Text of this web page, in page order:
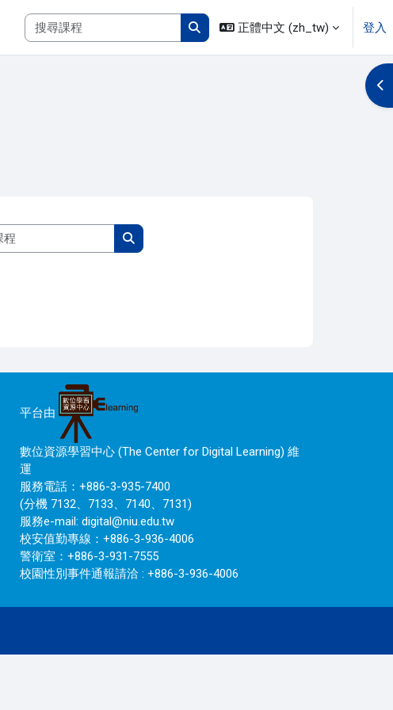
搜尋課程
搜尋課程
正體中文 ‎(zh_tw)‎ 登入
開
搜尋課程
搜尋課程
平台由
數位資源學習中心 (The Center for Digital Learning) 維
運
服務電話：+886-3-935-7400
(分機 7132、7133、7140、7131)
服務e-mail:digital@niu.edu.tw
校安值勤專線：+886-3-936-4006
警衛室：+886-3-931-7555
校園性別事件通報請洽 : +886-3-936-4006